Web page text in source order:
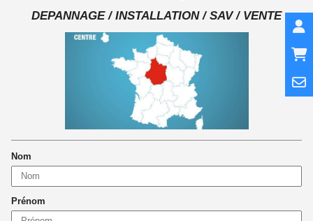
DEPANNAGE / INSTALLATION / SAV / VENTE
Nom
Prénom